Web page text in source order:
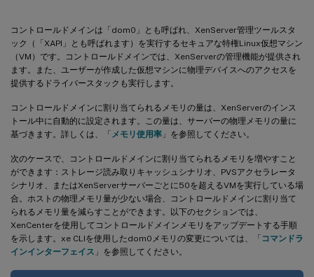
コントロールドメインは「dom0」とも呼ばれ、XenServer管理ツールスタ
ック（「XAPI」とも呼ばれます）を実行するセキュアな特権Linux仮想マシン
（VM）です。コントロールドメインでは、XenServerの管理機能が提供され
ます。また、ユーザーが作成した仮想マシンに物理デバイスへのアクセスを
提供するドライバースタックも実行します。
コントロールドメインに割り当てられるメモリの量は、XenServerのインス
トール中に自動的に設定されます。この量は、サーバーの物理メモリの量に
基づきます。詳しくは、「 メモリ使用率 」を参照してください。
次のケースで、コントロールドメインに割り当てられるメモリを増やすこと
ができます：ストレージ読み取りキャッシュシナリオ、PVSアクセラレータ
シナリオ、またはXenServerサーバーごとに50を超えるVMを実行している場
合。ホストの物理メモリ量が少ない場合、コントロールドメインに割り当て
られるメモリ量を減らすことができます。以下のセクションでは、
XenCenterを使用してコントロールドメインメモリをアップデートする手順
を示します。xe CLIを使用したdom0メモリの変更については、「 コマンドラ
インインターフェイス 」を参照してください。